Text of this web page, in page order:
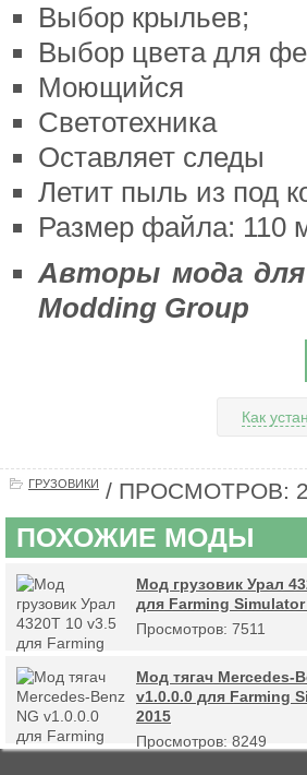
Выбор крыльев;
Выбор цвета для
Моющийся
Светотехника
Оставляет следы
Летит пыль из под
Размер файла: 110
Авторы мода для
Modding Group
Как
ГРУЗОВИКИ / ПРОСМОТРОВ:
ПОХОЖИЕ МОДЫ
Мод грузовик Урал
для Farming Simulator
Просмотров: 7511
Мод тягач Mercedes-
v1.0.0.0 для Farming
2015
Просмотров: 8249